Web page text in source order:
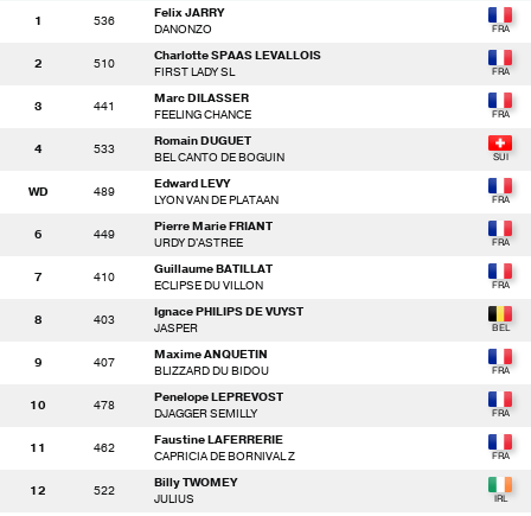
1 536
Felix JARRY
DANONZO
2 510
Charlotte SPAAS LEVALLOIS
FIRST LADY SL
3 441
Marc DILASSER
FEELING CHANCE
4 533
Romain DUGUET
BEL CANTO DE BOGUIN
WD 489
Edward LEVY
LYON VAN DE PLATAAN
6 449
Pierre Marie FRIANT
URDY D'ASTREE
7 410
Guillaume BATILLAT
ECLIPSE DU VILLON
8 403
Ignace PHILIPS DE VUYST
JASPER
9 407
Maxime ANQUETIN
BLIZZARD DU BIDOU
10 478
Penelope LEPREVOST
DJAGGER SEMILLY
11 462
Faustine LAFERRERIE
CAPRICIA DE BORNIVAL Z
12 522
Billy TWOMEY
JULIUS